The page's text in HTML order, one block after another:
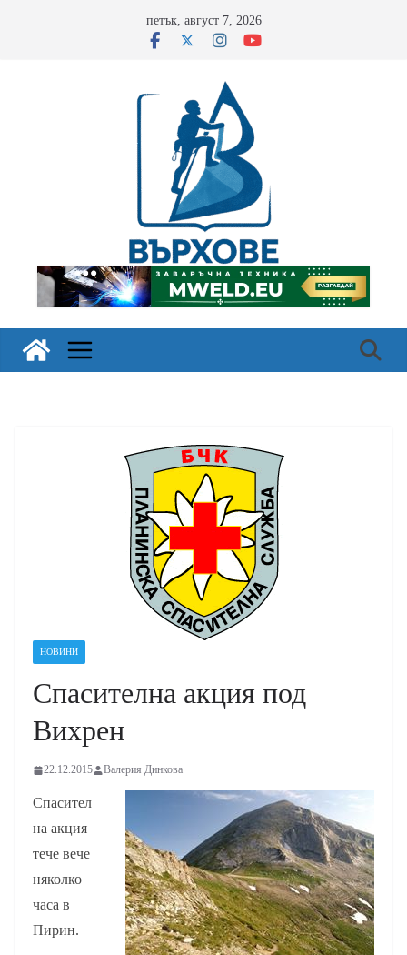
петък, август 7, 2026
НОВИНИ
Спасителна акция под
Вихрен
22.12.2015 Валерия Динкова
Спасител
на акция
тече вече
няколко
часа в
Пирин.